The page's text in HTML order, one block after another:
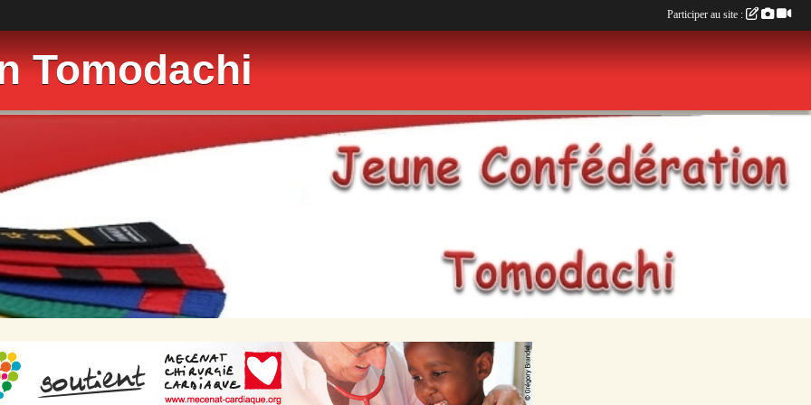
Tomodachi
Participer au site :